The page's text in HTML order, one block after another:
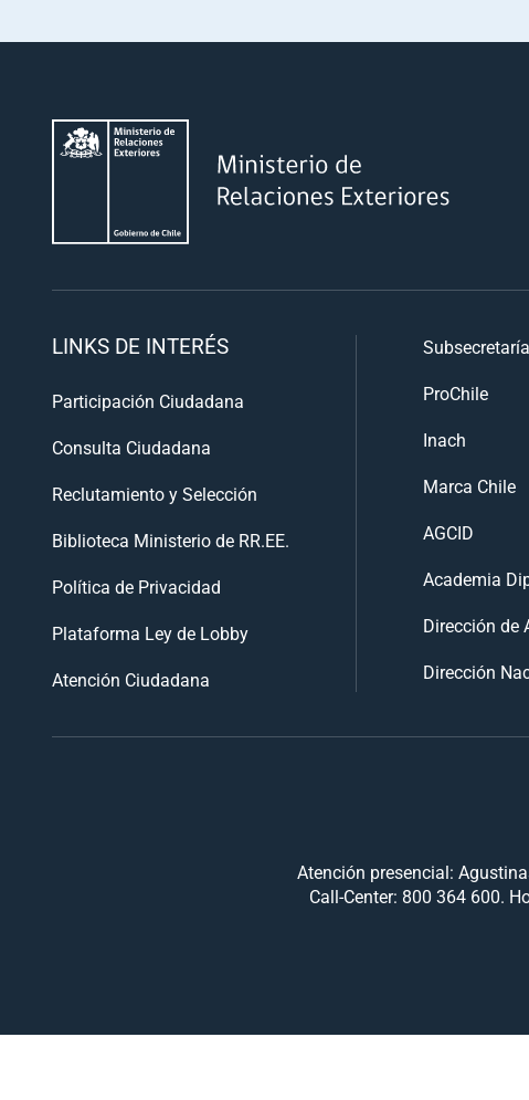
LINKS DE INTERÉS
Participación Ciudadana
Consulta Ciudadana
Reclutamiento y Selección
Biblioteca Ministerio de RR.EE.
Política de Privacidad
Plataforma Ley de Lobby
Atención Ciudadana
ProChile
Inach
Marca Chile
AGCID
Academia
Dirección de
Dirección
Atención presencial:
Call-Center: 800 364 600.